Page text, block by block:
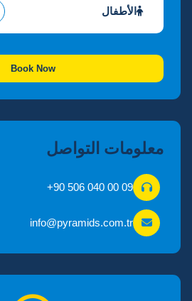
الأطفال
Book Now
معلومات التواصل
+90 506 040 00 09
info@pyramids.com.tr